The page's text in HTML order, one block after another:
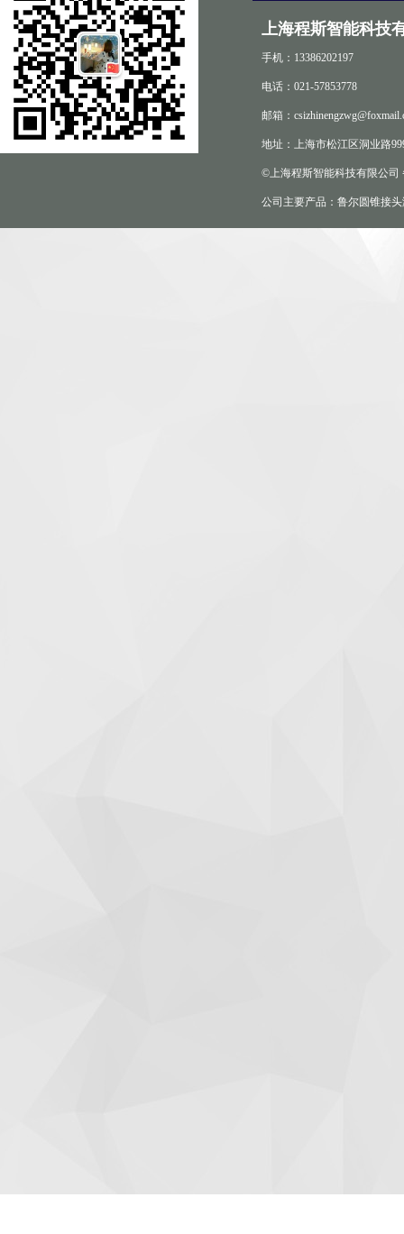
上海程斯智能科技
手机：13386202197
电话：021-57853778
邮箱：
地址：上海市松江区洞业路
©上海程斯智能科技有限公司
公司主要产品：鲁尔圆锥接